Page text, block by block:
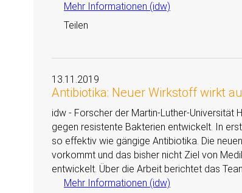
Mehr Informationen (idw)
Teilen
13.11.2019
Antibiotika: Neuer Wirkstoff wirkt
idw - Forscher der Martin-Luther-Universität
gegen resistente Bakterien entwickelt. In
so effektiv wie gängige Antibiotika. Die
vorkommt und das bisher nicht Ziel von
entwickelt. Über die Arbeit berichtet das
Mehr Informationen (idw)